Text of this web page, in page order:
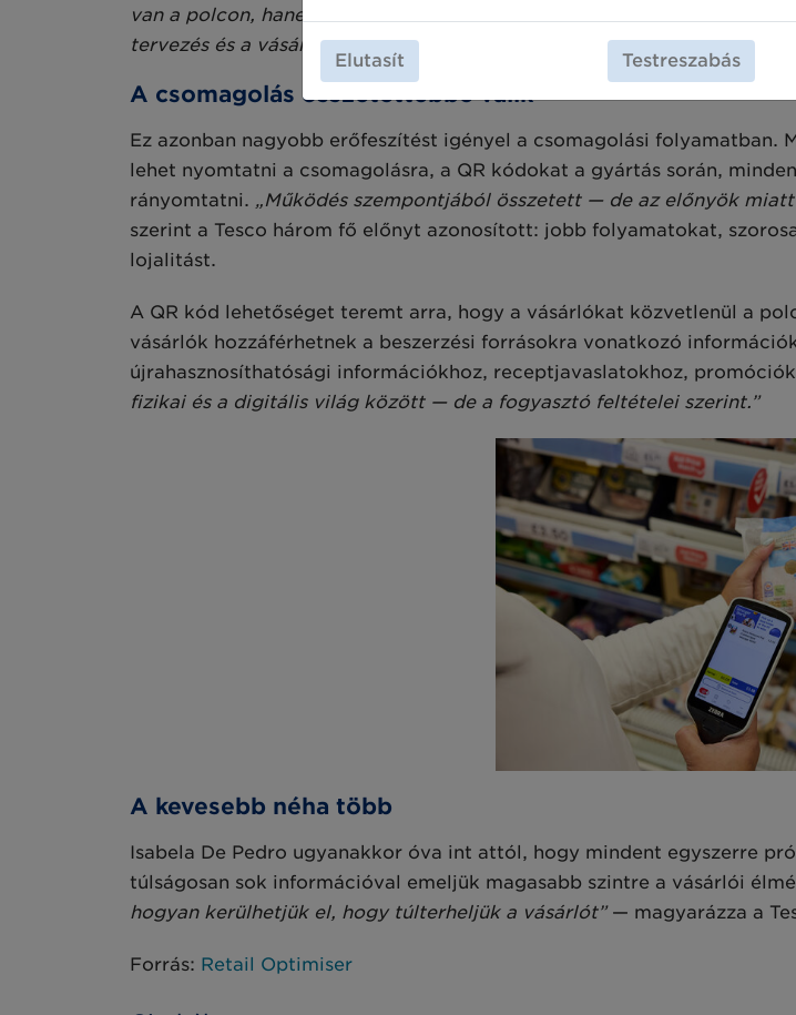
van a polcon, hanem azt is, hogy hány darab közelít a lejárathoz. Ez
tervezés és a vásárlói elégedettség szempontjából.”
A csomagolás összetettebbé válik
Ez azonban nagyobb erőfeszítést igényel a csomagolási
lehet nyomtatni a csomagolásra, a QR kódokat a gyártás során,
rányomtatni. „Működés szempontjából összetett — de az előnyök
szerint a Tesco három fő előnyt azonosított: jobb folyamatokat,
lojalitást.
A QR kód lehetőséget teremt arra, hogy a vásárlókat közvetlenül a
vásárlók hozzáférhetnek a beszerzési forrásokra vonatkozó
újrahasznosíthatósági információkhoz, receptjavaslatokhoz,
fizikai és a digitális világ között — de a fogyasztó feltételei szerint.”
A kevesebb néha több
Isabela De Pedro ugyanakkor óva int attól, hogy mindent egyszerre
túlságosan sok információval emeljük magasabb szintre a vásárlói
hogyan kerülhetjük el, hogy túlterheljük a vásárlót”— magyarázza a
Forrás: Retail Optimiser
Elutasít Testreszabás